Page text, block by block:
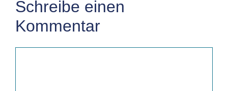
Schreibe einen
Kommentar